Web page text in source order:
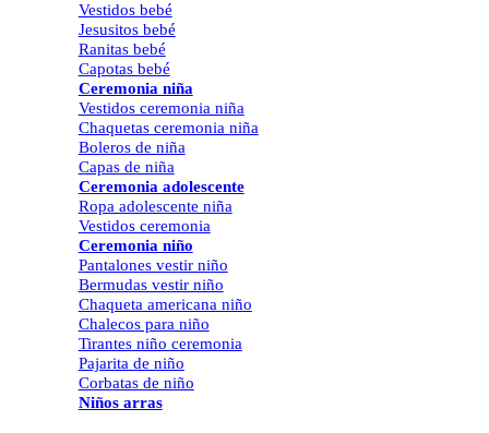
Vestidos bebé
Jesusitos bebé
Ranitas bebé
Capotas bebé
Ceremonia niña
Vestidos ceremonia niña
Chaquetas ceremonia niña
Boleros de niña
Capas de niña
Ceremonia adolescente
Ropa adolescente niña
Vestidos ceremonia
Ceremonia niño
Pantalones vestir niño
Bermudas vestir niño
Chaqueta americana niño
Chalecos para niño
Tirantes niño ceremonia
Pajarita de niño
Corbatas de niño
Niños arras